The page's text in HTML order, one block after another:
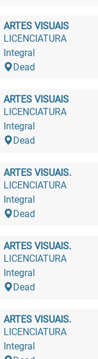
ARTES VISUAIS
LICENCIATURA
Integral
Dead
ARTES VISUAIS
LICENCIATURA
Integral
Dead
ARTES VISUAIS.
LICENCIATURA
Integral
Dead
ARTES VISUAIS.
LICENCIATURA
Integral
Dead
ARTES VISUAIS.
LICENCIATURA
Integral